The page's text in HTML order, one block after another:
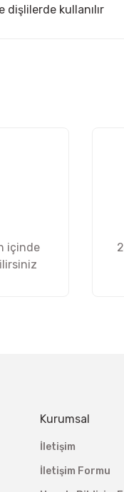
dişlilerde kullanılır
içinde
Kurumsal
İletişim
İletişim Formu